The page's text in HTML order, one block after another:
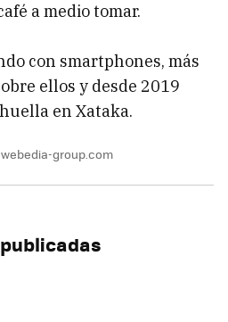
a medio tomar.
con smartphones, más
ellos y desde 2019
en Xataka.
group.com